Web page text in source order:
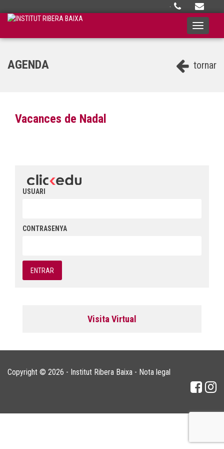
·
Toggle
tornar
AGENDA
Vacances de Nadal
USUARI
CONTRASENYA
Visita Virtual
Copyright © 2026 - Institut Ribera Baixa - Nota legal